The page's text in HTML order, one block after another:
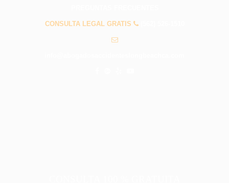
CONSULTA LEGAL GRATIS